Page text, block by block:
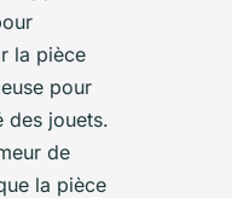
la pièce
pour
des jouets.
de
la pièce